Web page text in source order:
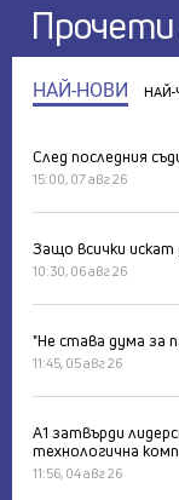
НАЙ-НОВИ НАЙ-
След последния
15:00, 07 авг 26
Защо всички
10:30, 06 авг 26
"Не става дума за
11:45, 05 авг 26
А1 затвърди
технологична
11:56, 04 авг 26